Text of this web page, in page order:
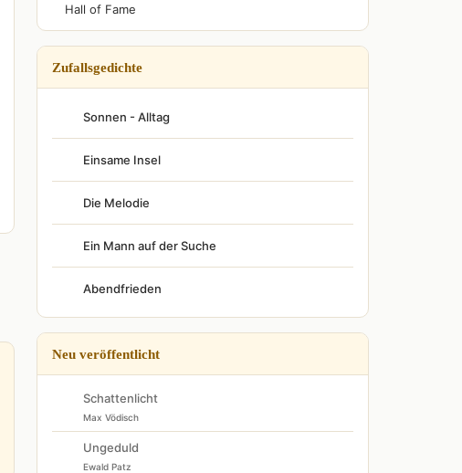
Hall of Fame
Zufallsgedichte
Sonnen - Alltag
Einsame Insel
Die Melodie
Ein Mann auf der Suche
Abendfrieden
Neu veröffentlicht
Schattenlicht
Max Vödisch
Ungeduld
Ewald Patz